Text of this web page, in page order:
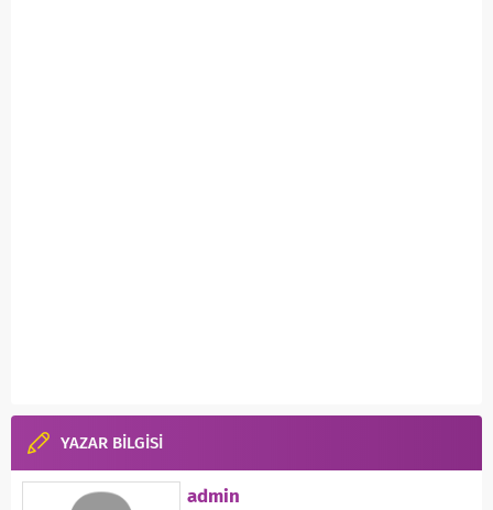
YAZAR BİLGİSİ
admin